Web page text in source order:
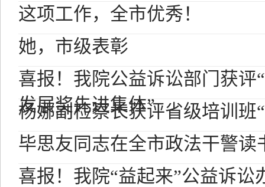
这项工作，全市优秀！
她，市级表彰
喜报！我院公益诉讼部门获评
发展奖先进集体”
杨娜副检察长获评省级培训班
毕思友同志在全市政法干警读
喜报！我院“益起来”公益诉讼